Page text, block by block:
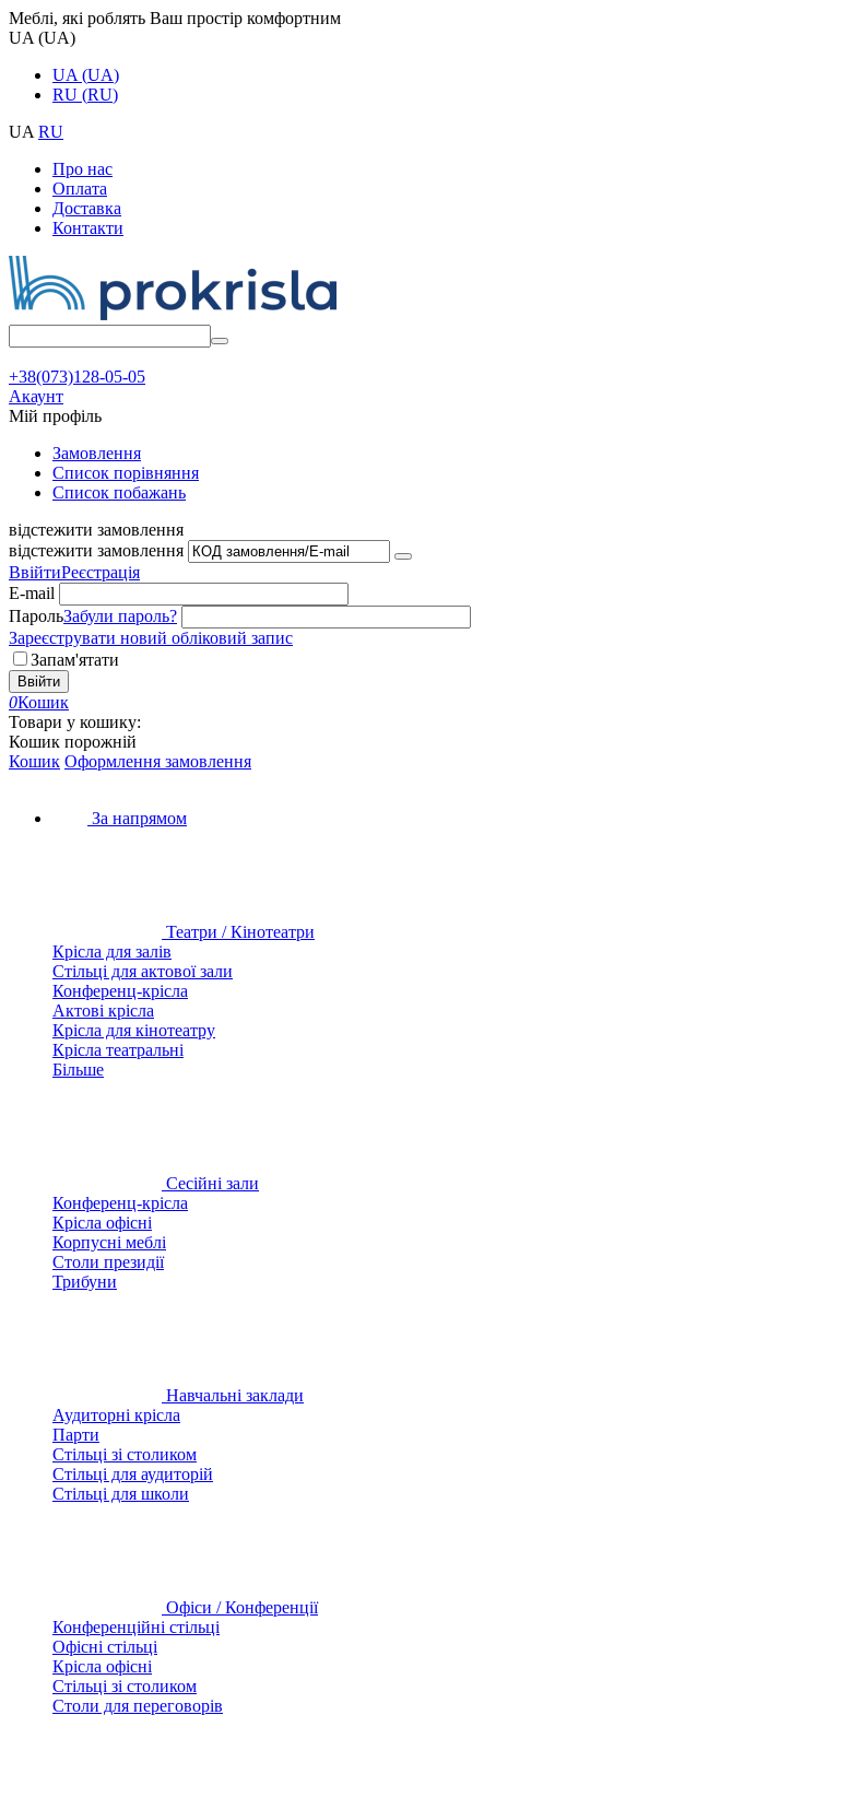
Меблі, які роблять Ваш простір комфортним
UA (UA)
UA (UA)
RU (RU)
UA RU
Про нас
Оплата
Доставка
Контакти
+38(073)128-05-05
Акаунт
Мій профіль
Замовлення
Cписок порівняння
Список побажань
відстежити замовлення
відстежити замовлення
ВвійтиРеєстрація
E-mail
ПарольЗабули пароль?
Зареєструвати новий обліковий запис
Запам'ятати
Ввійти
0Кошик
Товари у кошику:
Кошик порожній
Кошик Оформлення замовлення
За напрямом
Театри / Кінотеатри
Крісла для залів
Стільці для актової зали
Конференц-крісла
Актові крісла
Крісла для кінотеатру
Крісла театральні
Більше
Сесійні зали
Конференц-крісла
Крісла офісні
Корпусні меблі
Столи президії
Трибуни
Навчальні заклади
Аудиторні крісла
Парти
Стільці зі столиком
Стільці для аудиторій
Стільці для школи
Офіси / Конференції
Конференційні стільці
Офісні стільці
Крісла офісні
Стільці зі столиком
Столи для переговорів